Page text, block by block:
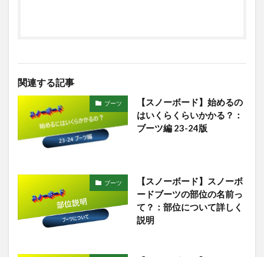
関連する記事
ブーツ
【スノーボード】始めるの
はいくらくらいかかる？：
ブーツ編 23-24版
ブーツ
【スノーボード】スノーボ
ードブーツの部位の名前っ
て？：部位について詳しく
説明